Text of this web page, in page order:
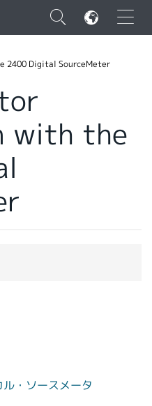
×
2400 Digital SourceMeter
with the
・ソースメータ